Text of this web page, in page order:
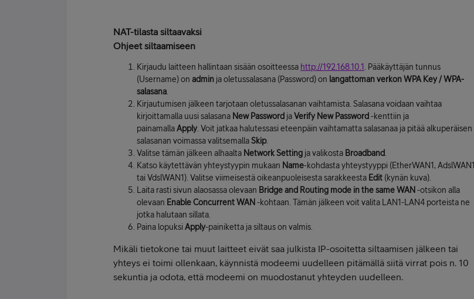
NAT-tilasta siltaavaksi
Ohjeet siltaamiseen
Kirjaudu laitteen hallintaan sisään osoitteessa http://192.168.10.1
. Pääkäyttäjän tunnus
(Username) on admin ja oletussalasana (Password) on langattoman verkon WPA Key / WPA-
salasana
Kirjautumisen jälkeen tarjotaan oletussalasanan vaihtamista. Salasana voidaan vaihtaa
kirjoittamalla uusi salasana New Password jaVerify New Password -kenttiin ja
painamallaApply . Voit jatkaa halutessasi eteenpäin vaihtamatta salasanaa ja pitää alkuperäisen
salasanan voimassa valitsemallaSkip.
Valitse tämän jälkeen alhaalta Network Setting ja valikosta Broadband
Katso käytettävän yhteystyypin mukaan Name-kohdasta yhteystyyppi (EtherWAN1, AdslWAN1
tai VdslWAN1). Valitse viimeisestä oikeanpuoleisesta sarakkeesta Edit (kynän kuva).
Laita rasti sivun alaosassa olevaan Bridge and Routing mode in the same WAN -otsikon alla
olevaan Enable Concurrent WAN -kohtaan. Tämän jälkeen voit valita LAN1-LAN4 porteista ne
jotka halutaan sillata.
Paina lopuksiApply-painiketta ja siltaus on valmis.
Mikäli tietokone tai muut laitteet eivät saa julkista IP-osoitetta siltaamisen jälkeen tai
yhteys ei toimi ollenkaan, käynnistä modeemi uudelleen pitämällä siitä virrat pois n. 10
sekuntia ja odota, että modeemi on muodostanut yhteyden uudelleen.